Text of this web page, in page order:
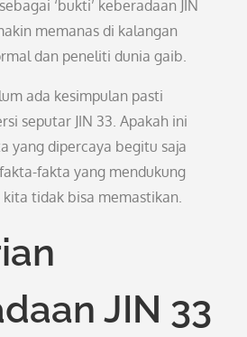
‘bukti’ keberadaan JIN
memanas di kalangan
dan peneliti dunia gaib.
ada kesimpulan pasti
seputar JIN 33. Apakah ini
yang dipercaya begitu saja
fakta yang mendukung
kita tidak bisa memastikan.
JIN 33